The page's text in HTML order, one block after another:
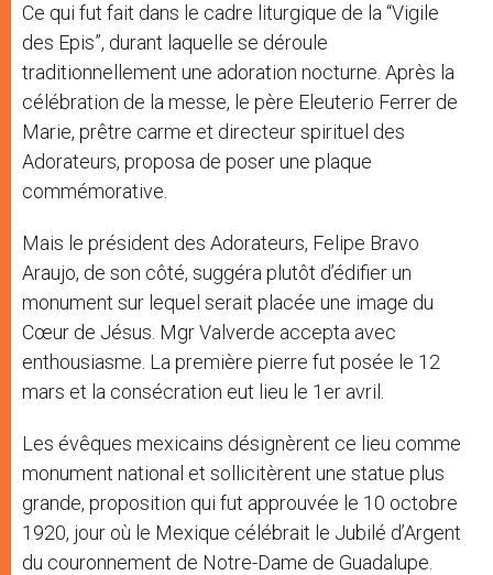
Ce qui fut fait dans le cadre liturgique de la “Vigile
des Epis”, durant laquelle se déroule
traditionnellement une adoration nocturne. Après la
célébration de la messe, le père Eleuterio Ferrer de
Marie, prêtre carme et directeur spirituel des
Adorateurs, proposa de poser une plaque
commémorative.
Mais le président des Adorateurs, Felipe Bravo
Araujo, de son côté, suggéra plutôt d’édifier un
monument sur lequel serait placée une image du
Cœur de Jésus. Mgr Valverde accepta avec
enthousiasme. La première pierre fut posée le 12
mars et la consécration eut lieu le 1er avril.
Les évêques mexicains désignèrent ce lieu comme
monument national et sollicitèrent une statue plus
grande, proposition qui fut approuvée le 10 octobre
1920, jour où le Mexique célébrait le Jubilé d’Argent
du couronnement de Notre-Dame de Guadalupe.